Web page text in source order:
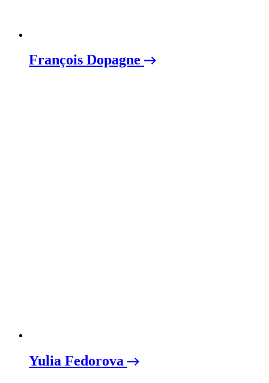
François Dopagne
Yulia Fedorova